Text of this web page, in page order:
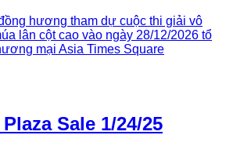
hương tham dự cuộc thi giải vô
lân cột cao vào ngày 28/12/2026 tổ
mại Asia Times Square
Sale 1/24/25